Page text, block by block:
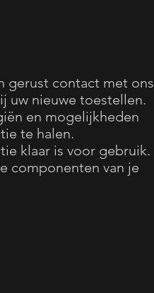
gerust contact met ons
uw nieuwe toestellen.
en mogelijkheden
te halen.
klaar is voor gebruik.
componenten van je